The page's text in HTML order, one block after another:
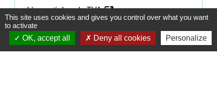
L'essentiel sur la TVAopen_in_new
Ministère chargé des finances
Remboursement de crédit de TVAopen_in_new
Ministère chargé des finances
This site uses cookies and gives you control over what you want
to activate
OK, accept all
Deny all cookies Personalize